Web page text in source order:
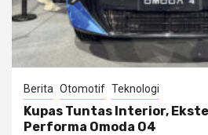
Berita Otomotif Teknologi
Kupas Tuntas Interior,
Performa Omoda O4